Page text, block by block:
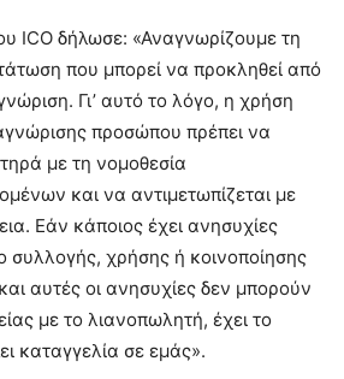
ICO δήλωσε: «Αναγνωρίζουμε τη
που μπορεί να προκληθεί από
Γι’ αυτό το λόγο, η χρήση
προσώπου πρέπει να
με τη νομοθεσία
και να αντιμετωπίζεται με
Εάν κάποιος έχει ανησυχίες
συλλογής, χρήσης ή κοινοποίησης
αυτές οι ανησυχίες δεν μπορούν
με το λιανοπωλητή, έχει το
καταγγελία σε εμάς».